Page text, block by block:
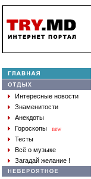
Интересные новости
Знаменитости
Анекдоты
Гороскопы
new
Тесты
Всё о музыке
Загадай желание !